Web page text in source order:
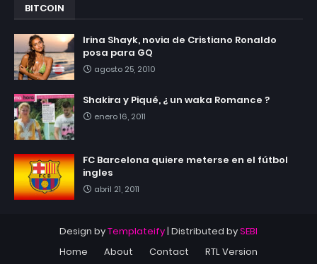
BITCOIN
Irina Shayk, novia de Cristiano Ronaldo
posa para GQ
agosto 25, 2010
Shakira y Piqué, ¿ un waka Romance ?
enero 16, 2011
FC Barcelona quiere meterse en el fútbol
ingles
abril 21, 2011
Design byTemplateify| Distributed bySEBI
Home
About Contact RTL Version